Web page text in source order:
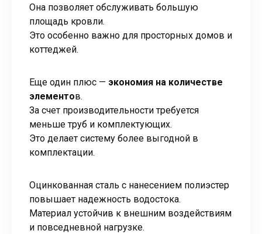
Она позволяет обслуживать большую
площадь кровли.
Это особенно важно для просторных домов и
коттеджей.
Еще один плюс — экономия на количестве
элементов.
За счет производительности требуется
меньше труб и комплектующих.
Это делает систему более выгодной в
комплектации.
Оцинкованная сталь с нанесением полиэстер
повышает надежность водостока.
Материал устойчив к внешним воздействиям
и повседневной нагрузке.